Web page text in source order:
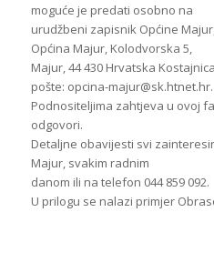
moguće je predati osobno na
urudžbeni zapisnik Općine
Općina Majur, Kolodvorska 5,
Majur, 44 430 Hrvatska
pošte: opcina-majur@sk.htnet.hr.
Podnositeljima zahtjeva u ovoj
odgovori.
Detaljne obavijesti svi
Majur, svakim radnim
danom ili na telefon 044 859 092.
U prilogu se nalazi primjer